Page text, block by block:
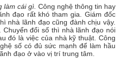
làm cái gì. Công nghệ thông tin hay
đạo rất khó tham gia. Giám đốc
nhà lãnh đạo cũng đành chịu vậy.
đổi số thì nhà lãnh đạo nói
đó là việc của nhà kỹ thuật. Công
số có đủ sức mạnh để làm hầu
đạo ở vào vị trí trung tâm.